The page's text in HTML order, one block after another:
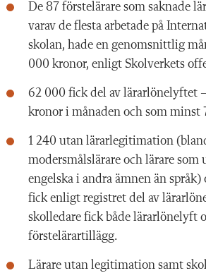
De 87 förstelärare som saknade
varav de flesta arbetade på
skolan, hade en genomsnittlig
000 kronor, enligt Skolverkets
62 000 fick del av lärarlönelyftet
kronor i månaden och som minst
1 240 utan lärarlegitimation
modersmålslärare och lärare som
engelska i andra ämnen än
fick enligt registret del av
skolledare fick både lärarlönelyft
förstelärartillägg.
Lärare utan legitimation samt